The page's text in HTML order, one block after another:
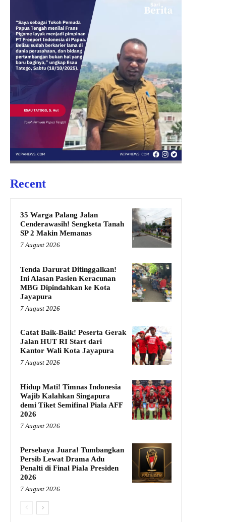
Recent
35 Warga Palang Jalan
Cenderawasih! Sengketa Tanah
SP 2 Makin Memanas
7 August 2026
Tenda Darurat Ditinggalkan!
Ini Alasan Pasien Keracunan
MBG Dipindahkan ke Kota
Jayapura
7 August 2026
Catat Baik-Baik! Peserta Gerak
Jalan HUT RI Start dari
Kantor Wali Kota Jayapura
7 August 2026
Hidup Mati! Timnas Indonesia
Wajib Kalahkan Singapura
demi Tiket Semifinal Piala AFF
2026
7 August 2026
Persebaya Juara! Tumbangkan
Persib Lewat Drama Adu
Penalti di Final Piala Presiden
2026
7 August 2026